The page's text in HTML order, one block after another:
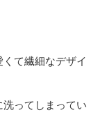
て繊細なデザイ
ってしまってい